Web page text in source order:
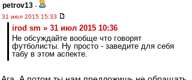
petrov13 -
31 июл 2015 15:33
irod sm » 31 июл 2015 10:36
Не обсуждайте вообще что говорят
футболисты. Ну просто - заведите для себя
табу в этом аспекте.